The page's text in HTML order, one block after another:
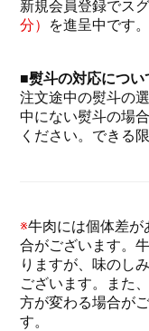
新規会員登録でス
分） を進呈中です
■熨斗の対応につい
注文途中の熨斗の
中にない熨斗の場
ください。できる
※牛肉には個体差
合がございます。
りますが、味のし
ございます。また
方が変わる場合が
す。